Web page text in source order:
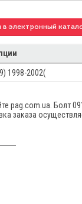
в электронный
1998-2002(
pag.com.ua. Болт
заказа